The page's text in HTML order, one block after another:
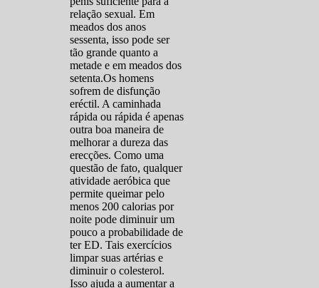
relação sexual. Em
meados dos anos
sessenta, isso pode ser
tão grande quanto a
metade e em meados dos
setenta.Os homens
sofrem de disfunção
eréctil. A caminhada
rápida ou rápida é apenas
outra boa maneira de
melhorar a dureza das
erecções. Como uma
questão de fato, qualquer
atividade aeróbica que
permite queimar pelo
menos 200 calorias por
noite pode diminuir um
pouco a probabilidade de
ter ED. Tais exercícios
limpar suas artérias e
diminuir o colesterol.
Isso ajuda a aumentar a